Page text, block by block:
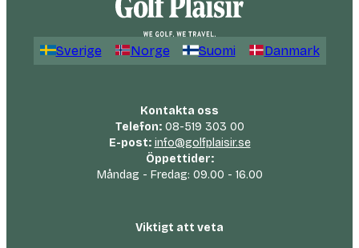
Sverige Norge Suomi Danmark
Kontakta oss
Telefon:08-519 303 00
E-post: info@golfplaisir.se
Öppettider:
Måndag - Fredag: 09.00 - 16.00
Viktigt att veta